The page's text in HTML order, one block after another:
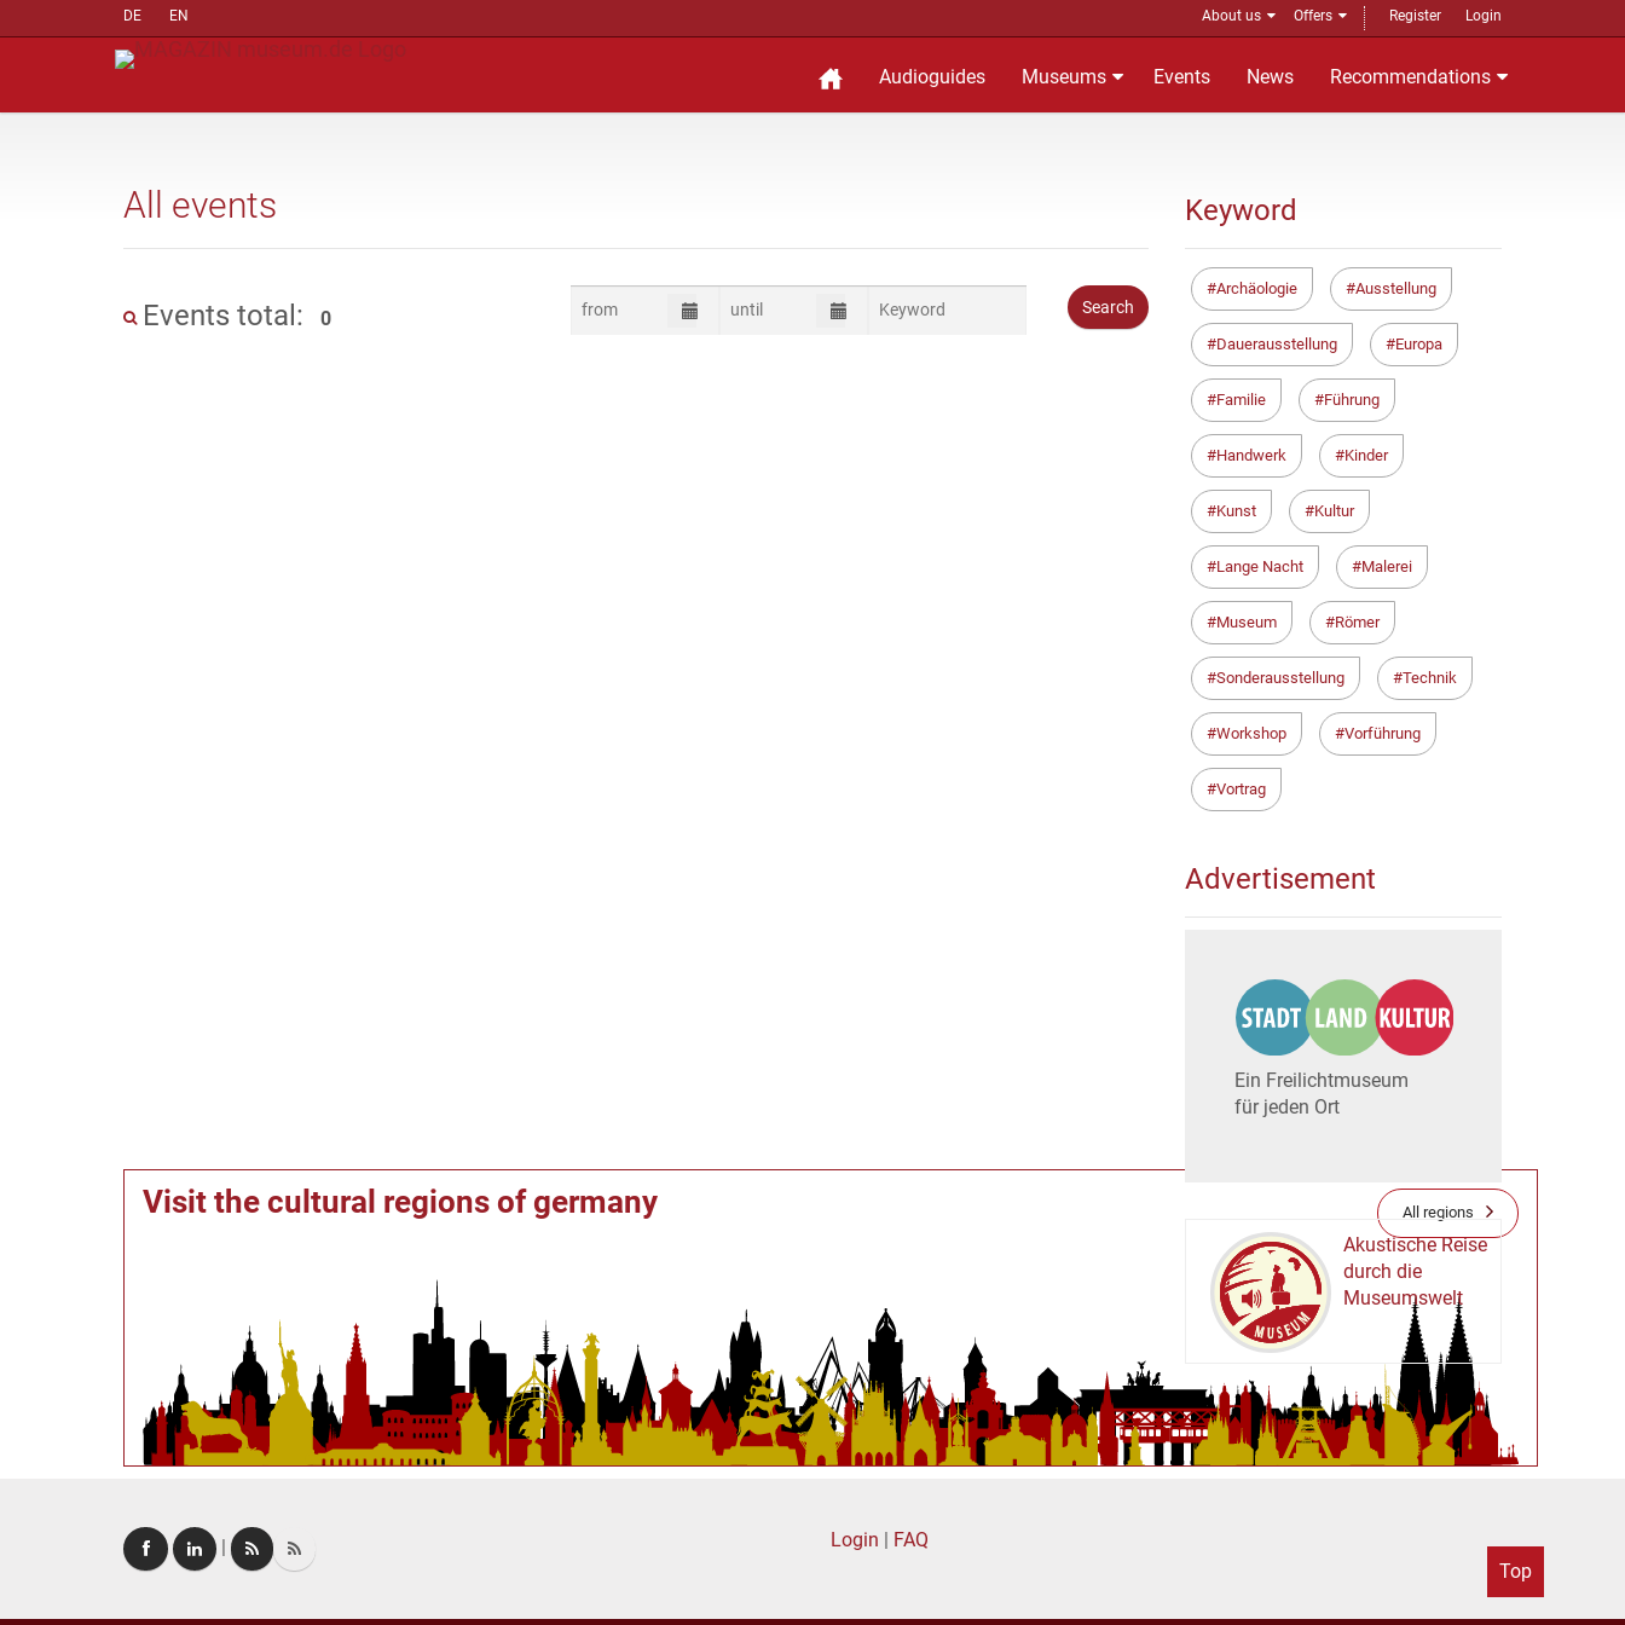
DE EN About us Offers Register Login
Audioguides Museums Events News Recommendations
All events
Events total: 0
Visit the cultural regions of germany All regions
Keyword
Archäologie Ausstellung
Dauerausstellung Europa
Familie Führung
Handwerk Kinder
Kunst Kultur
Lange Nacht Malerei
Museum Römer
Sonderausstellung Technik
Workshop Vorführung
Vortrag
Advertisement
Ein Freilichtmuseum
für jeden Ort
MUSEUM
Akustische Reise
durch die
Museumswelt
Login | FAQ
Top